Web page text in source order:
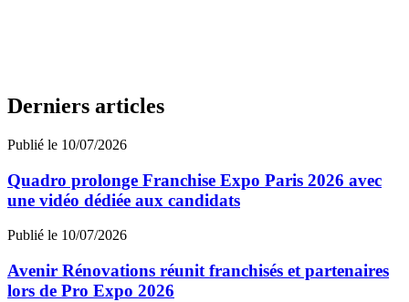
Derniers articles
Publié le 10/07/2026
Quadro prolonge Franchise Expo Paris 2026 avec
une vidéo dédiée aux candidats
Publié le 10/07/2026
Avenir Rénovations réunit franchisés et partenaires
lors de Pro Expo 2026